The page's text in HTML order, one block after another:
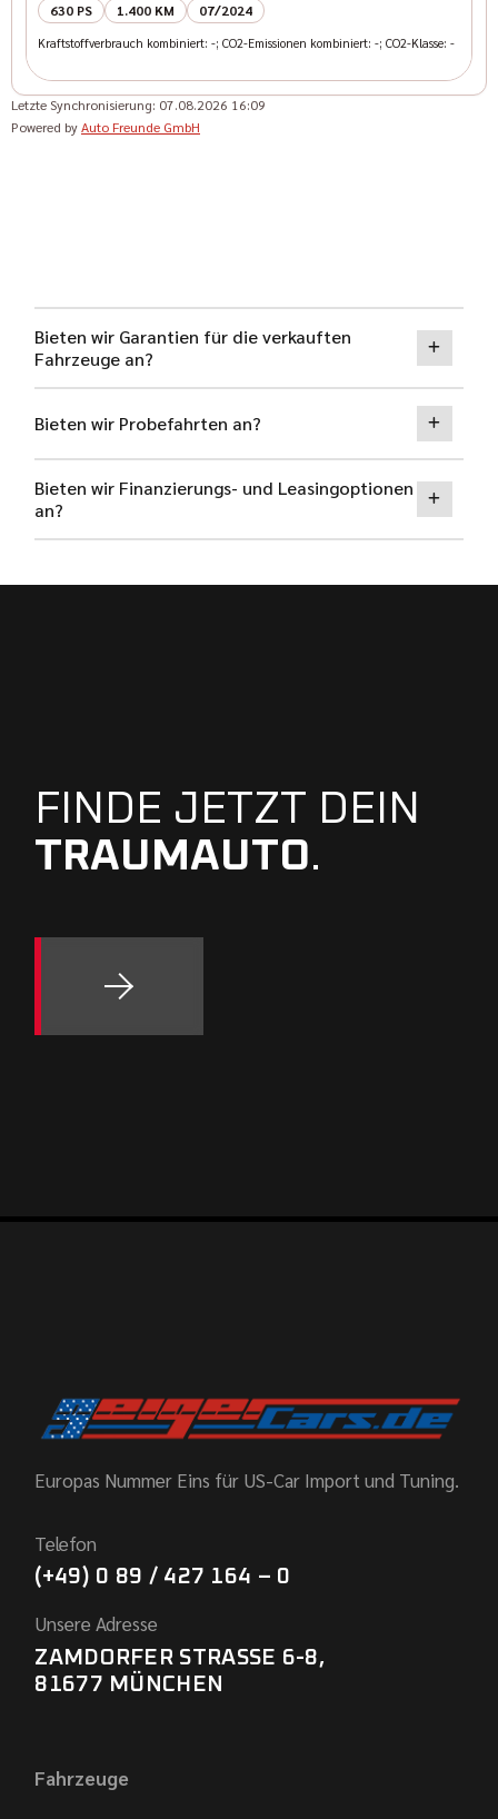
630 PS 1.400 KM 07/2024
Kraftstoffverbrauch kombiniert: -; CO2-Emissionen kombiniert: -; CO2-Klasse: -
Letzte Synchronisierung: 07.08.2026 16:09
Powered byAuto Freunde GmbH
Bieten wir Garantien für die verkauften
Fahrzeuge an?
Bieten wir Probefahrten an?
Bieten wir Finanzierungs- und Leasingoptionen
an?
FINDE JETZT DEIN
TRAUMAUTO.
Europas Nummer Eins für US-Car Import und Tuning.
Telefon
(+49) 0 89 / 427 164 – 0
Unsere Adresse
ZAMDORFER STRASSE 6-8,
81677 MÜNCHEN
Fahrzeuge